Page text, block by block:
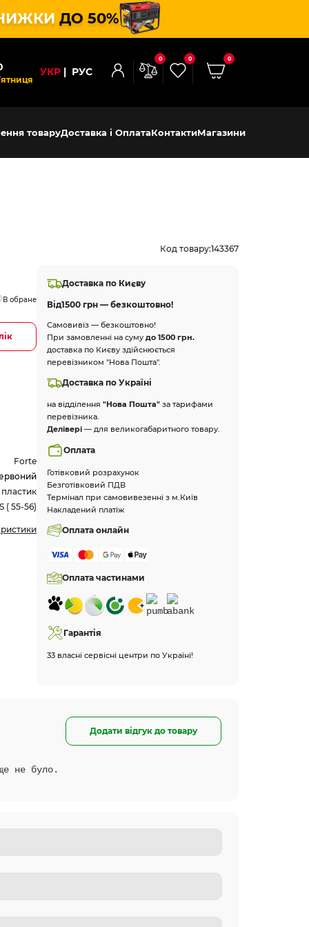
ДО 50%
УКР РУС
0 0 0
товаруДоставка і ОплатаКонтактиМагазини
Код товару:143367
В обране
Forte
пластик
S ( 55-56)
Доставка по Києву
Від1500 грн — безкоштовно!
Самовивіз — безкоштовно!
При замовленні на сумудо 1500 грн.
доставка по Києву здійснюється
перевізником "Нова Пошта".
Доставка по Україні
на відділення"Нова Пошта"за тарифами
перевізника.
Делівері — для великогабаритного товару.
Оплата
Готівковий розрахунок
Безготівковий ПДВ
Термінал при самовивезенні з м.Київ
Накладений платіж
Оплата онлайн
Оплата частинами
Гарантія
33 власні сервісні центри по Україні!
Додати відгук до товару
не було.